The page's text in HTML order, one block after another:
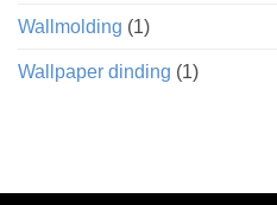
Wallmolding (1)
Wallpaper dinding (1)